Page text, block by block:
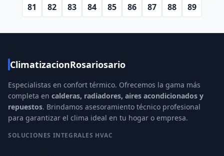
81
82 83 84 85 86 87 88 89
ClimatizacionRosariosario
Especialistas en confort térmico. Ofrecemos la gama más
completa en calderas, radiadores, aires acondicionados y
repuestos. Brindamos asesoramiento técnico profesional
para garantizar el clima ideal en tu hogar o empresa.
SOLUCIONES INTEGRALES HVAC